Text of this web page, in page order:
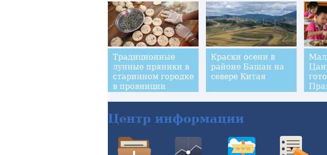
Традиционные
лунные пряники в
старинном городке
в провинции
середины осени
Краски осени в
районе Башан на
севере Китая
Центр информации